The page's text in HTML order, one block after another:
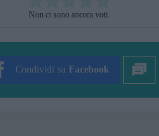
Non ci sono ancora voti.
Condividi su Facebook